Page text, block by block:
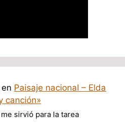
en Paisaje nacional – Elda
canción»
sirvió para la tarea